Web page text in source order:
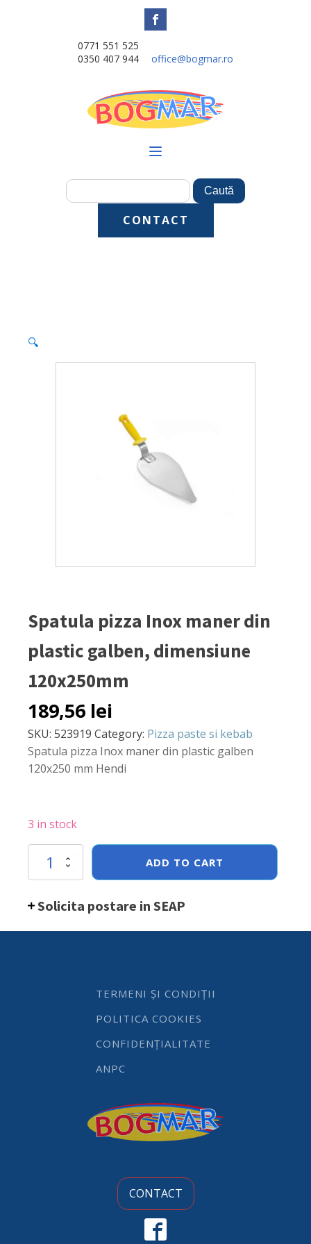
0771 551 525
0350 407 944
office@bogmar.ro
CONTACT
🔍
Spatula pizza Inox maner din
plastic galben, dimensiune
120x250mm
189,56 lei
SKU: 523919 Category: Pizza paste si kebab
Spatula pizza Inox maner din plastic galben
120x250 mm Hendi
3 in stock
Spatula
Inox
din
ADD TO CART
Solicita postare in SEAP
TERMENI ȘI CONDIȚII
POLITICA COOKIES
CONFIDENȚIALITATE
ANPC
CONTACT